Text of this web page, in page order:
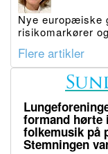
Nye europæiske
risikomarkører
Flere artikler
formand hørte
folkemusik på
Stemningen